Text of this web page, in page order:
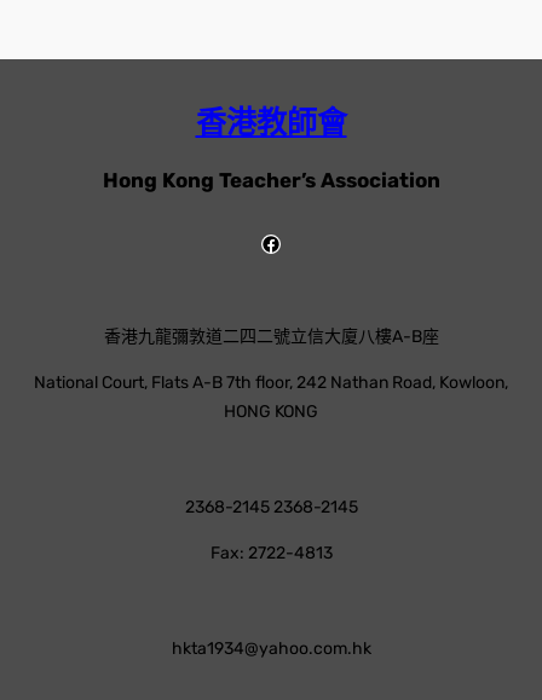
香港教師會
Hong Kong Teacher’s Association
香港九龍彌敦道二四二號立信大廈八樓A-B座
National Court, Flats A-B 7th floor, 242 Nathan Road, Kowloon,
HONG KONG
2368-2145 2368-2145
Fax: 2722-4813
hkta1934@yahoo.com.hk